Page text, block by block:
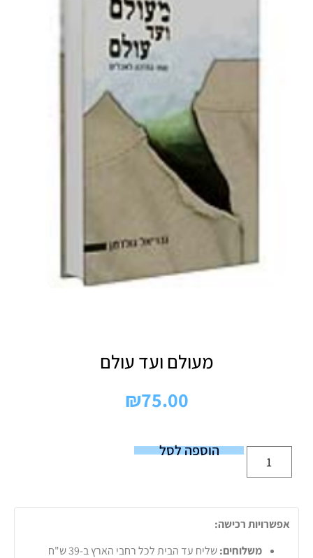
מעולם ועד עולם
₪75.00
הוספה לסל
אפשרויות רכישה:
משלוחים:
שליח עד הבית לכל רחבי הארץ ב-39 ש"ח